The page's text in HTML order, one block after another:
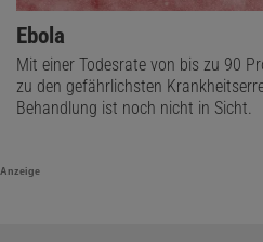
Ebola
Mit einer Todesrate von bis zu 90
zu den gefährlichsten
Behandlung ist noch nicht in Sicht.
Anzeige